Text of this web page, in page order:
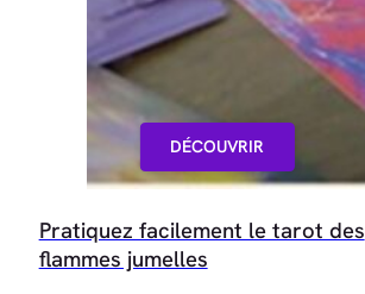
DÉCOUVRIR
Pratiquez facilement le tarot des
flammes jumelles